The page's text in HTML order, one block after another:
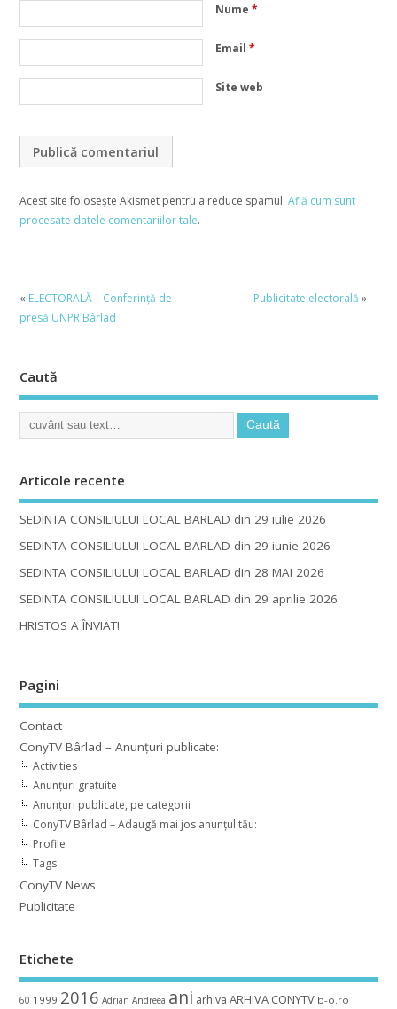
Nume *
Email *
Site web
Acest site folosește Akismet pentru a reduce spamul. Află cum sunt
procesate datele comentariilor tale.
« ELECTORALĂ – Conferinţă de
presă UNPR Bârlad
Publicitate electorală »
Caută
Articole recente
SEDINTA CONSILIULUI LOCAL BARLAD din 29 iulie 2026
SEDINTA CONSILIULUI LOCAL BARLAD din 29 iunie 2026
SEDINTA CONSILIULUI LOCAL BARLAD din 28 MAI 2026
SEDINTA CONSILIULUI LOCAL BARLAD din 29 aprilie 2026
HRISTOS A ÎNVIAT!
Pagini
Contact
ConyTV Bârlad – Anunțuri publicate:
Activities
Anunțuri gratuite
Anunțuri publicate, pe categorii
ConyTV Bârlad – Adaugă mai jos anunțul tău:
Profile
Tags
ConyTV News
Publicitate
Etichete
60 1999 2016 Adrian Andreea ani arhiva ARHIVA CONYTV b-o.ro